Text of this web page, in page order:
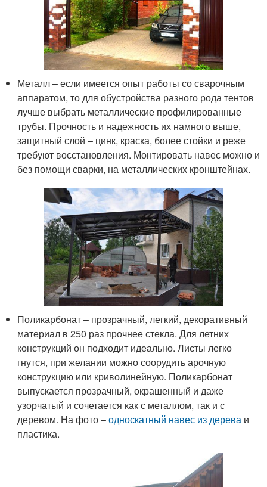
Металл – если имеется опыт работы со сварочным
аппаратом, то для обустройства разного рода тентов
лучше выбрать металлические профилированные
трубы. Прочность и надежность их намного выше,
защитный слой – цинк, краска, более стойки и реже
требуют восстановления. Монтировать навес можно и
без помощи сварки, на металлических кронштейнах.
Поликарбонат – прозрачный, легкий, декоративный
материал в 250 раз прочнее стекла. Для летних
конструкций он подходит идеально. Листы легко
гнутся, при желании можно соорудить арочную
конструкцию или криволинейную. Поликарбонат
выпускается прозрачный, окрашенный и даже
узорчатый и сочетается как с металлом, так и с
деревом. На фото –односкатный навес из дерева и
пластика.